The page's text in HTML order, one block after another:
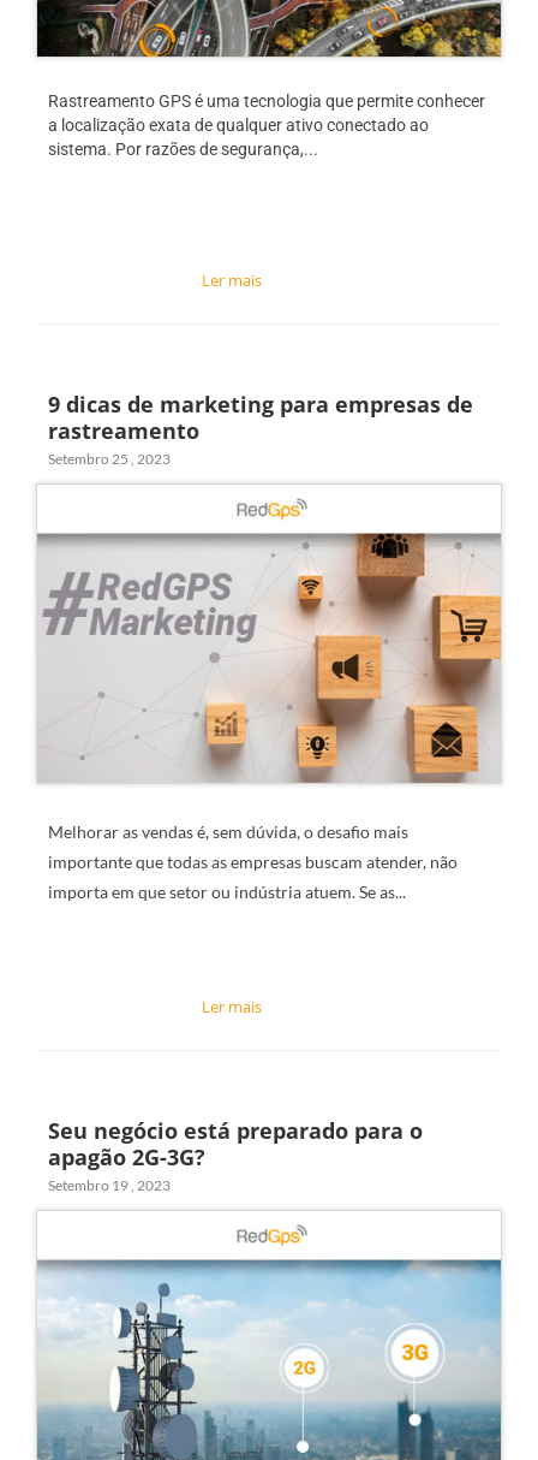
Rastreamento GPS é uma tecnologia que permite conhecer
a localização exata de qualquer ativo conectado ao
sistema. Por razões de segurança,...
9 dicas de marketing para empresas de
rastreamento
Setembro 25 , 2023
Melhorar as vendas é, sem dúvida, o desafio mais
importante que todas as empresas buscam atender, não
importa em que setor ou indústria atuem. Se as...
Seu negócio está preparado para o
apagão 2G-3G?
Setembro 19 , 2023